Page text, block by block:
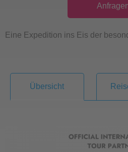
Eine Expedition ins Eis der
Übersicht